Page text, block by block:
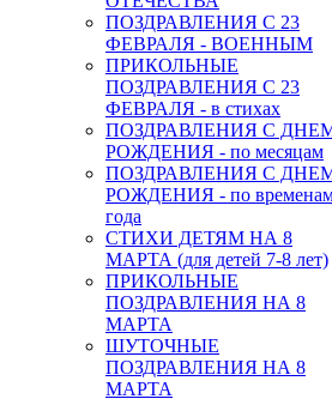
ПОЗДРАВЛЕНИЯ С 23
ФЕВРАЛЯ - ВОЕННЫМ
ПРИКОЛЬНЫЕ
ПОЗДРАВЛЕНИЯ С 23
ФЕВРАЛЯ - в стихах
ПОЗДРАВЛЕНИЯ С
РОЖДЕНИЯ - по месяцам
ПОЗДРАВЛЕНИЯ С
РОЖДЕНИЯ - по
года
СТИХИ ДЕТЯМ НА 8
МАРТА (для детей 7-8 лет)
ПРИКОЛЬНЫЕ
ПОЗДРАВЛЕНИЯ НА 8
МАРТА
ШУТОЧНЫЕ
ПОЗДРАВЛЕНИЯ НА 8
МАРТА